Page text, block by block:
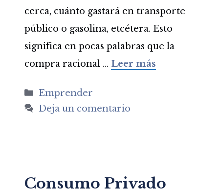
cerca, cuánto gastará en transporte
público o gasolina, etcétera. Esto
significa en pocas palabras que la
compra racional … Leer más
Categorías
Emprender
Deja un comentario
Consumo Privado